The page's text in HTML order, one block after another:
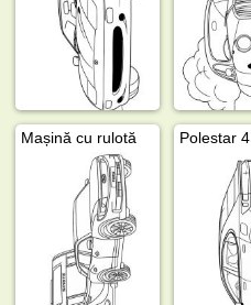
Mașină cu rulotă Polestar 4